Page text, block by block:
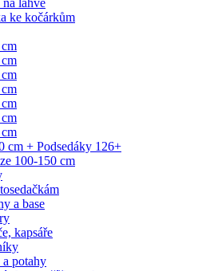
ke kočárkům
cm + Podsedáky 126+
100-150 cm
a base
kapsáře
potahy